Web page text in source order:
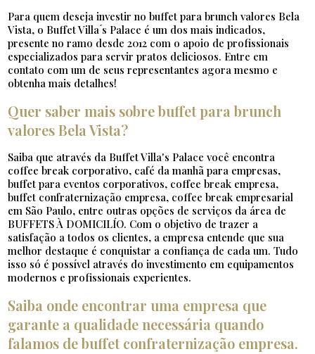
Para quem deseja investir no buffet para brunch valores Bela
Vista, o Buffet Villa ́s Palace é um dos mais indicados,
presente no ramo desde 2012 com o apoio de profissionais
especializados para servir pratos deliciosos. Entre em
contato com um de seus representantes agora mesmo e
obtenha mais detalhes!
Quer saber mais sobre buffet para brunch
valores Bela Vista?
Saiba que através da Buffet Villa's Palace você encontra
coffee break corporativo, café da manhã para empresas,
buffet para eventos corporativos, coffee break empresa,
buffet confraternização empresa, coffee break empresarial
em São Paulo, entre outras opções de serviços da área de
BUFFETS À DOMICILÍO. Com o objetivo de trazer a
satisfação a todos os clientes, a empresa entende que sua
melhor destaque é conquistar a confiança de cada um. Tudo
isso só é possível através do investimento em equipamentos
modernos e profissionais experientes.
Saiba onde encontrar uma empresa que
garante a qualidade necessária quando
falamos de buffet confraternização empresa.